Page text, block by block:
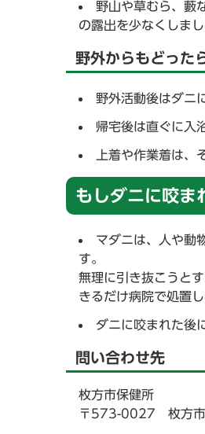
野山や草むら、藪
の露出を少なくしまし
野外からもどった
野外活動後はダニ
帰宅後は直ぐに入
上着や作業着は、
もしダニに咬ま
マダニは、人や動
す。
無理に引き抜こうと
きるだけ病院で処置
ダニに咬まれた後
問い合わせ先
枚方市保健所
〒573-0027 枚方市